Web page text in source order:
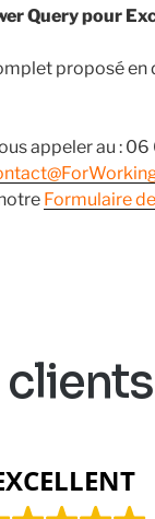
Query pour
proposé en
appeler au :
Formulaire
clients